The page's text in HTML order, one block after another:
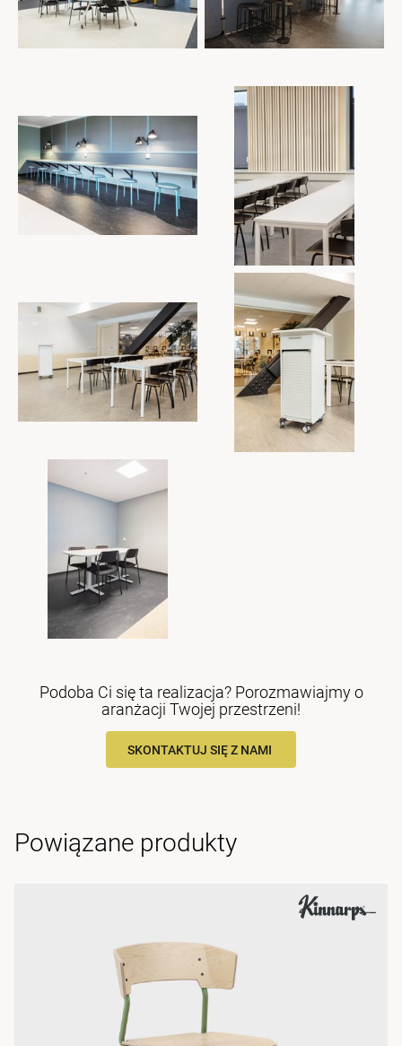
Podoba Ci się ta realizacja? Porozmawiajmy o
aranżacji Twojej przestrzeni!
SKONTAKTUJ SIĘ Z NAMI
Powiązane produkty